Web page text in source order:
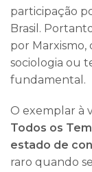
participação
Brasil.
por Marxismo,
sociologia ou
fundamental.
O exemplar à
Todos os
estado de
raro quando